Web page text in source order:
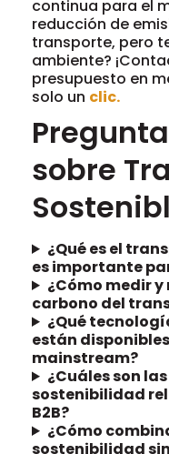
continua para el
reducción de
transporte, pero
ambiente?
presupuesto en
solo un clic.
sobre
¿Qué es el
es importante
¿Cómo medir
carbono del
¿Qué
están
mainstream?
¿Cuáles son
sostenibilidad
B2B?
¿Cómo
sostenibilidad